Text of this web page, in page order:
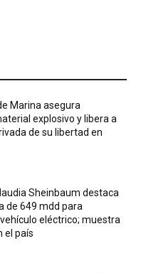
Marina asegura
explosivo y libera a
de su libertad en
Sheinbaum destaca
de 649 mdd para
eléctrico; muestra
el país